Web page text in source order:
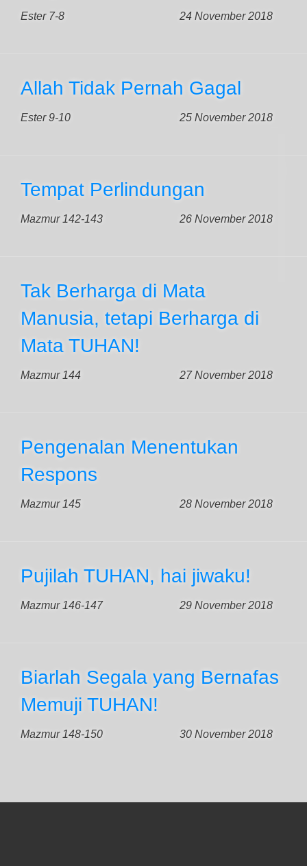
Ester 7-8 24 November 2018
Allah Tidak Pernah Gagal
Ester 9-10 25 November 2018
Tempat Perlindungan
Mazmur 142-143 26 November 2018
Tak Berharga di Mata
Manusia, tetapi Berharga di
Mata TUHAN!
Mazmur 144 27 November 2018
Pengenalan Menentukan
Respons
Mazmur 145 28 November 2018
Pujilah TUHAN, hai jiwaku!
Mazmur 146-147 29 November 2018
Biarlah Segala yang Bernafas
Memuji TUHAN!
Mazmur 148-150 30 November 2018